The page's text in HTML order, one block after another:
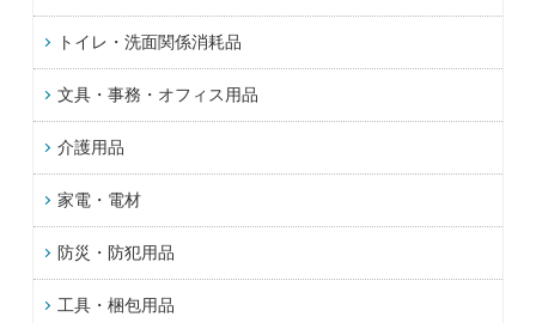
トイレ・洗面関係消耗品
文具・事務・オフィス用品
介護用品
家電・電材
防災・防犯用品
工具・梱包用品